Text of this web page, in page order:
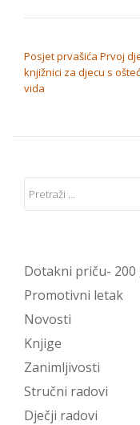
Posjet prvašića Prvoj
knjižnici za djecu s
vida
Dotakni priču-
Promotivni letak
Novosti
Knjige
Zanimljivosti
Stručni radovi
Dječji radovi